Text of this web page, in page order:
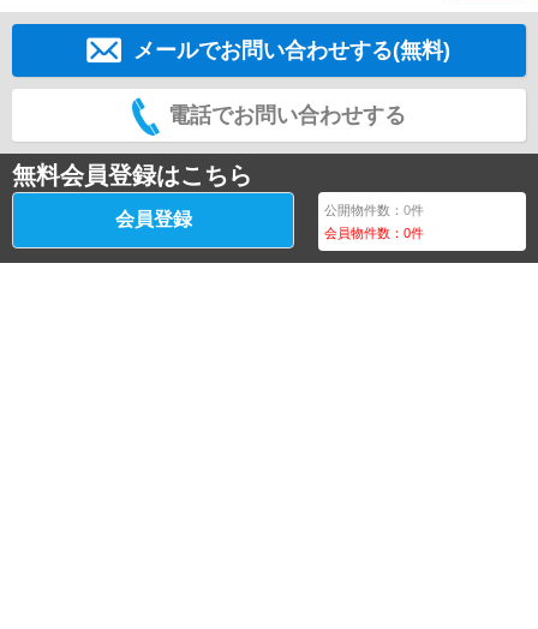
メールでお問い合わせする(無料)
電話でお問い合わせする
無料会員登録はこちら
会員登録 公開物件数：0件
会員物件数：0件